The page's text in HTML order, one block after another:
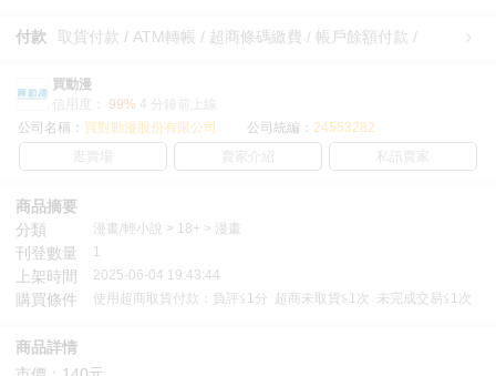
付款 取貨付款 / ATM轉帳 / 超商條碼繳費 / 帳戶餘額付款 /
買動漫
信用度：
99% 4 分鐘前上線
公司名稱： 買對動漫股份有限公司 公司統編： 24553282
逛賣場
賣家介紹 私訊賣家
商品摘要
分類
漫畫/輕小說 > 18+ > 漫畫
刊登數量 1
上架時間 2025-06-04 19:43:44
購買條件 使用超商取貨付款：負評≦1分 超商未取貨≦1次 未完成交易≦1次
商品詳情